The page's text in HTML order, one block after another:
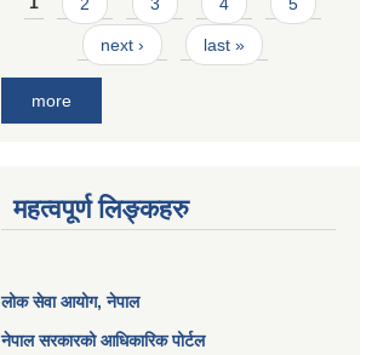
next › last »
more
महत्वपूर्ण लिङ्कहरु
लोक सेवा आयोग, नेपाल
नेपाल सरकारको आधिकारिक पोर्टल